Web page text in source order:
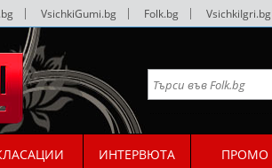
VsichkiGumi.bg Folk.bg VsichkiIgri.bg
ИНТЕРВЮТА ПРОМО